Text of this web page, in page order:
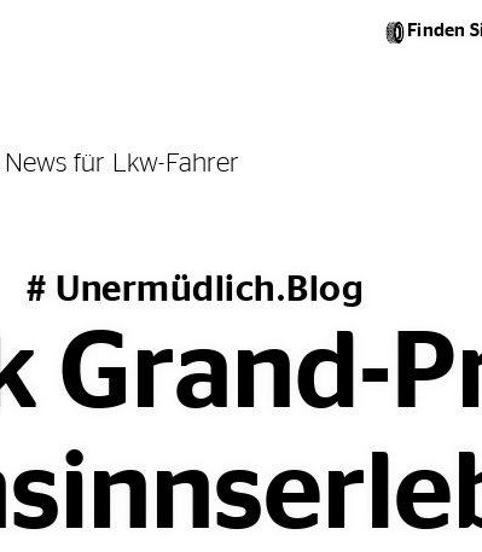
Finden
für Lkw-Fahrer
# Unermüdlich.Blog
Grand-